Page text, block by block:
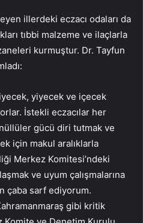
illerdeki eczacı odaları da
tıbbi malzeme ve ilaçlarla
kurmuştur. Dr. Tayfun
yiyecek ve içecek
İstekli eczacılar her
gücü diri tutmak ve
için makul aralıklarla
Merkez Komitesi’ndeki
ve uyum çalışmalarına
çaba sarf ediyorum.
gibi kritik